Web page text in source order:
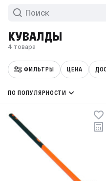
КУВАЛДЫ
4 товара
ФИЛЬТРЫ ЦЕНА
ПО ПОПУЛЯРНОСТИ